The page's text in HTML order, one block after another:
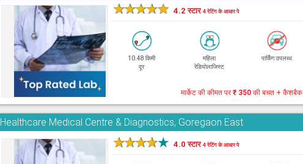
★★★★★ 4.2 स्टार4 रेटिंग के आधार पे
10.48 किमी
दूर
महिला
रेडियोलाजिस्ट
पार्किंग उपलब्ध
मार्केट की कीमत पर₹ 350 की बचत + कैशबैक
Healthcare Medical Centre & Diagnostics, Goregaon East
★★★★★ 4.0 स्टार4 रेटिंग के आधार पे